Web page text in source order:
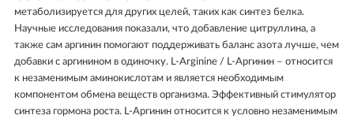
метаболизируется для других целей, таких как синтез белка.
Научные исследования показали, что добавление цитруллина, а
также сам аргинин помогают поддерживать баланс азота лучше, чем
добавки с аргинином в одиночку. L-Arginine / L-Аргинин – относится
к незаменимым аминокислотам и является необходимым
компонентом обмена веществ организма. Эффективный стимулятор
синтеза гормона роста. L-Аргинин относится к условно незаменимым